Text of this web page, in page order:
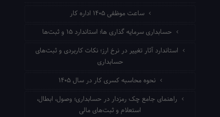
ساعت موظفی ۱۴۰۵ اداره کار
حسابداری سرمایه گذاری ها؛ استاندارد ۱۵ و ثبت‌ها
استاندارد آثار تغییر در نرخ ارز؛ نکات کاربردی و ثبت‌های
حسابداری
نحوه محاسبه کسری کار در سال ۱۴۰۵
راهنمای جامع چک رمزدار در حسابداری؛ وصول، ابطال،
استعلام و ثبت‌های مالی